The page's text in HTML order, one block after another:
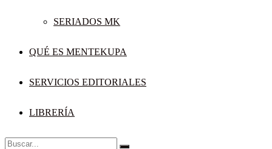
SERIADOS MK
QUÉ ES MENTEKUPA
SERVICIOS EDITORIALES
LIBRERÍA